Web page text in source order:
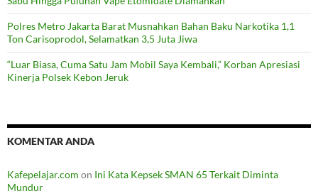
Polres Metro Jakarta Barat Musnahkan Bahan Baku Narkotika 1,1
Ton Carisoprodol, Selamatkan 3,5 Juta Jiwa
“Luar Biasa, Cuma Satu Jam Mobil Saya Kembali,” Korban Apresiasi
Kinerja Polsek Kebon Jeruk
KOMENTAR ANDA
Kafepelajar.com on Ini Kata Kepsek SMAN 65 Terkait Diminta
Mundur